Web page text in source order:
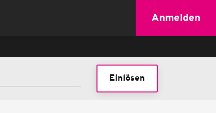
Anmelden
Einlösen